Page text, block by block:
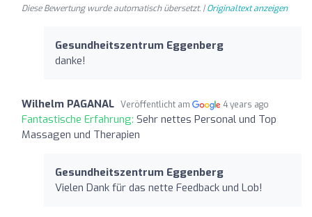
Diese Bewertung wurde automatisch übersetzt. |Originaltext anzeigen
Gesundheitszentrum Eggenberg
danke!
Wilhelm PAGANAL Veröffentlicht am 4 years ago
Fantastische Erfahrung: Sehr nettes Personal und Top
Massagen und Therapien
Gesundheitszentrum Eggenberg
Vielen Dank für das nette Feedback und Lob!